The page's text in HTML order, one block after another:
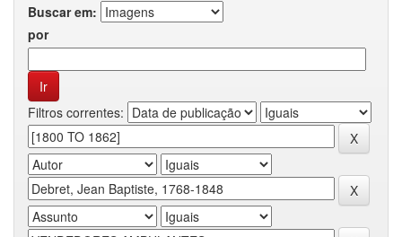
Buscar em:
por
Filtros correntes: